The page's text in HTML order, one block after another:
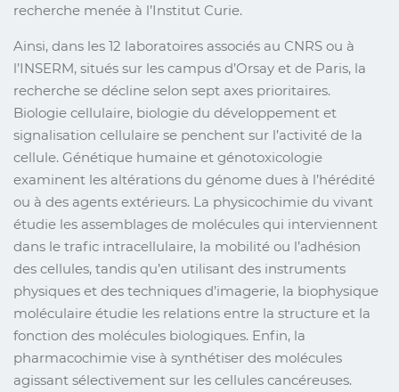
recherche menée à l’Institut Curie.
Ainsi, dans les 12 laboratoires associés au CNRS ou à
l’INSERM, situés sur les campus d’Orsay et de Paris, la
recherche se décline selon sept axes prioritaires.
Biologie cellulaire, biologie du développement et
signalisation cellulaire se penchent sur l’activité de la
cellule. Génétique humaine et génotoxicologie
examinent les altérations du génome dues à l’hérédité
ou à des agents extérieurs. La physicochimie du vivant
étudie les assemblages de molécules qui interviennent
dans le trafic intracellulaire, la mobilité ou l’adhésion
des cellules, tandis qu’en utilisant des instruments
physiques et des techniques d’imagerie, la biophysique
moléculaire étudie les relations entre la structure et la
fonction des molécules biologiques. Enfin, la
pharmacochimie vise à synthétiser des molécules
agissant sélectivement sur les cellules cancéreuses.